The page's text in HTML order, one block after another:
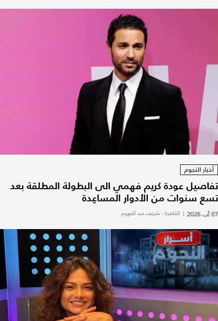
أخبار النجوم
تفاصيل عودة كريم فهمي الى البطولة المطلقة بعد
تسع سنوات من الأدوار المساعِدة
07 آب 2026 | القاهرة - شريف عبد الفهيم